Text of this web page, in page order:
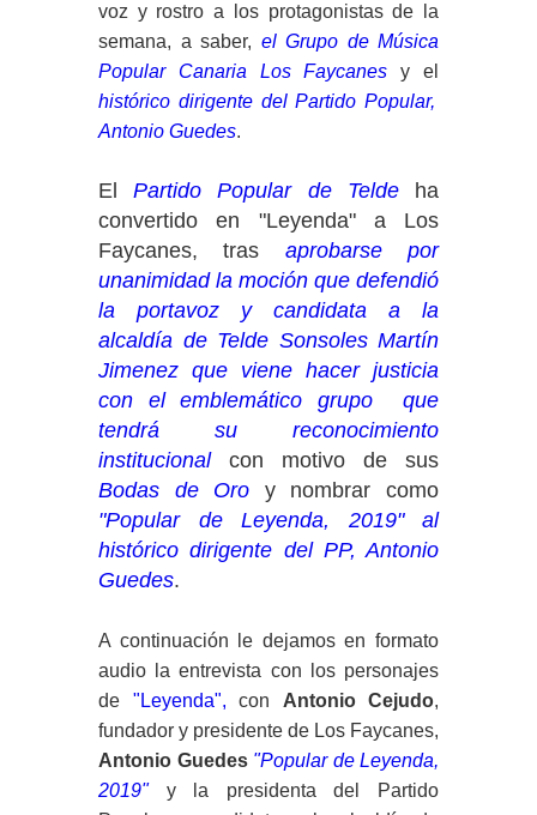
voz y rostro a los protagonistas de la
semana, a saber, el Grupo de Música
Popular Canaria Los Faycanes y el
histórico dirigente del Partido Popular,
Antonio Guedes.
ElPartido Popular de Teldeha
convertido en "Leyenda" a Los
Faycanes, tras aprobarse por
unanimidad la moción que defendió
la portavoz y candidata a la
alcaldía de Telde Sonsoles Martín
Jimenez que viene hacer justicia
con el emblemático grupo que
tendrá su reconocimiento
institucionalcon motivo de sus
Bodas de Oro y nombrar como
"Popular de Leyenda, 2019" al
histórico dirigente del PP, Antonio
Guedes.
A continuación le dejamos en formato
audio la entrevista con los personajes
de "Leyenda", con Antonio Cejudo,
fundador y presidente de Los Faycanes,
Antonio Guedes "Popular de Leyenda,
2019"y la presidenta del Partido